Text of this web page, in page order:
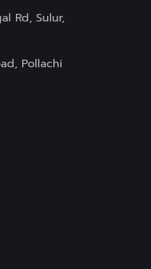
Rd, Sulur,
Pollachi